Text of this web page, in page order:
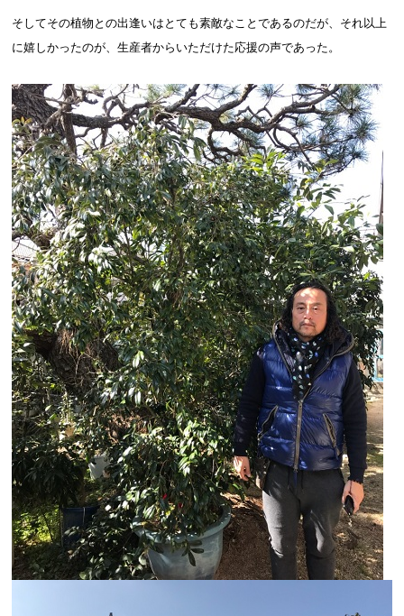
そしてその植物との出逢いはとても素敵なことであるのだが、それ以上
に嬉しかったのが、生産者からいただけた応援の声であった。